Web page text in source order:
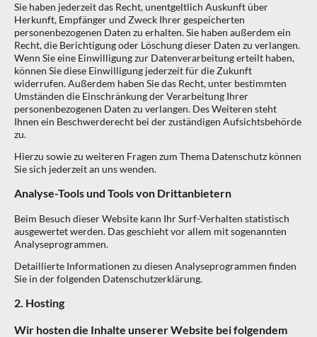
Sie haben jederzeit das Recht, unentgeltlich Auskunft über
Herkunft, Empfänger und Zweck Ihrer gespeicherten
personenbezogenen Daten zu erhalten. Sie haben außerdem ein
Recht, die Berichtigung oder Löschung dieser Daten zu verlangen.
Wenn Sie eine Einwilligung zur Datenverarbeitung erteilt haben,
können Sie diese Einwilligung jederzeit für die Zukunft
widerrufen. Außerdem haben Sie das Recht, unter bestimmten
Umständen die Einschränkung der Verarbeitung Ihrer
personenbezogenen Daten zu verlangen. Des Weiteren steht
Ihnen ein Beschwerderecht bei der zuständigen Aufsichtsbehörde
zu.
Hierzu sowie zu weiteren Fragen zum Thema Datenschutz können
Sie sich jederzeit an uns wenden.
Analyse-Tools und Tools von Dritt­anbietern
Beim Besuch dieser Website kann Ihr Surf-Verhalten statistisch
ausgewertet werden. Das geschieht vor allem mit sogenannten
Analyseprogrammen.
Detaillierte Informationen zu diesen Analyseprogrammen finden
Sie in der folgenden Datenschutzerklärung.
2. Hosting
Wir hosten die Inhalte unserer Website bei folgendem